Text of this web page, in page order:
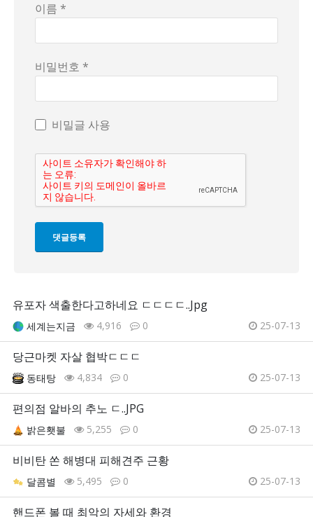
이름 *
비밀번호 *
비밀글 사용
유포자 색출한다고하네요 ㄷㄷㄷㄷ..Jpg
세계는지금 4,916 0 25-07-13
당근마켓 자살 협박ㄷㄷㄷ
동태탕 4,834 0 25-07-13
편의점 알바의 추노 ㄷ..JPG
밝은횃불 5,255 0 25-07-13
비비탄 쏜 해병대 피해견주 근황
달콤별 5,495 0 25-07-13
핸드폰 볼 때 최악의 자세와 환경